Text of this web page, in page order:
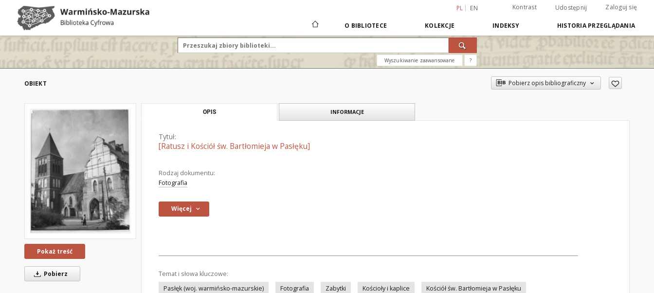
PL EN Kontrast Udostępnij Zaloguj się
O BIBLIOTECE KOLEKCJE INDEKSY HISTORIA PRZEGLĄDANIA
Wyszukiwanie zaawansowane ?
OBIEKT Pobierz opis bibliograficzny
Pokaż treść
Pobierz
OPIS INFORMACJE
Tytuł:
[Ratusz i Kościół św. Bartłomieja w Pasłęku]
Rodzaj dokumentu:
Fotografia
Więcej
Temat i słowa kluczowe:
Pasłęk (woj. warmińsko-mazurskie)
Fotografia Zabytki Kościoły i kaplice
Kościół św. Bartłomieja w Pasłęku